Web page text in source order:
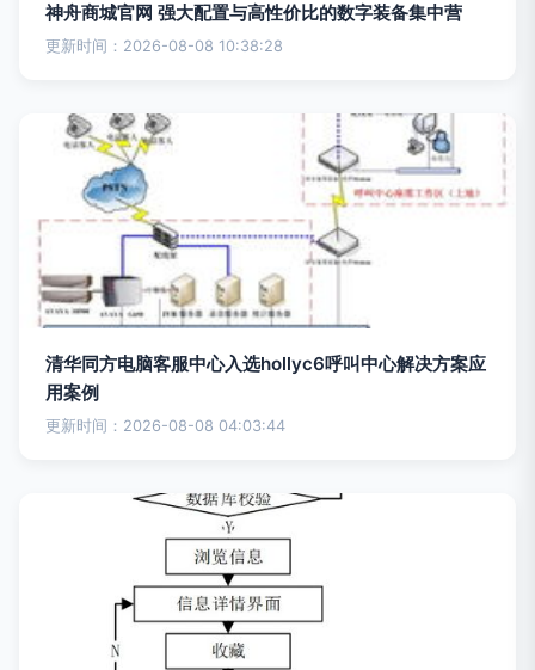
神舟商城官网 强大配置与高性价比的数字装备集中营
更新时间：2026-08-08 10:38:28
清华同方电脑客服中心入选hollyc6呼叫中心解决方案应
用案例
更新时间：2026-08-08 04:03:44